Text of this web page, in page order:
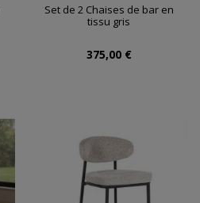
Set de 2 Chaises de bar en
tissu gris
375,00 €